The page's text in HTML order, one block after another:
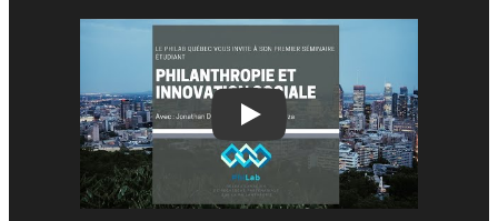
Play